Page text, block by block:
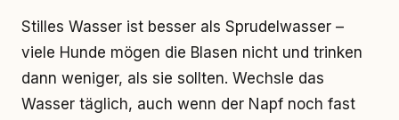
Stilles Wasser ist besser als Sprudelwasser –
viele Hunde mögen die Blasen nicht und trinken
dann weniger, als sie sollten. Wechsle das
Wasser täglich, auch wenn der Napf noch fast